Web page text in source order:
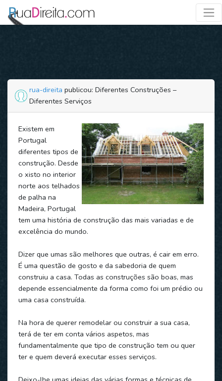
rua-direita publicou: Diferentes Construções –
Diferentes Serviços
Existem em
Portugal
diferentes tipos de
construção. Desde
o xisto no interior
norte aos telhados
de palha na
Madeira, Portugal
tem uma história de construção das mais variadas e de
excelência do mundo.
Dizer que umas são melhores que outras, é cair em erro.
É uma questão de gosto e da sabedoria de quem
construiu a casa. Todas as construções são boas, mas
depende essencialmente da forma como foi um prédio ou
uma casa construída.
Na hora de querer remodelar ou construir a sua casa,
terá de ter em conta vários aspetos, mas
fundamentalmente que tipo de construção tem ou quer
ter e quem deverá executar esses serviços.